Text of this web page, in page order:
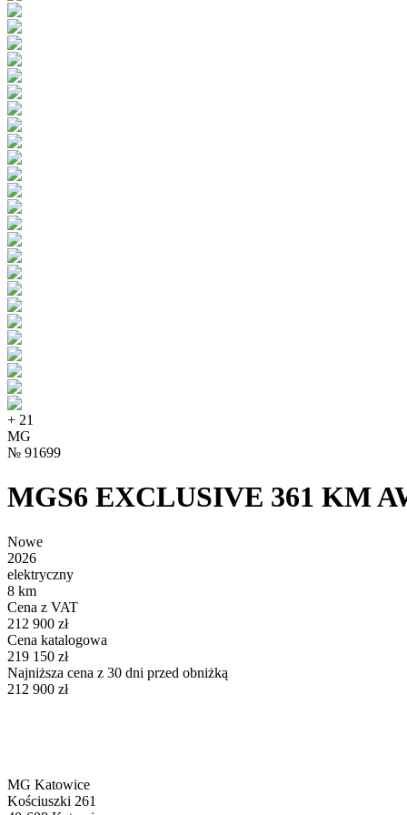
+ 21
MG
№ 91699
MGS6 EXCLUSIVE 361 KM
Nowe
2026
elektryczny
8 km
Cena z VAT
212 900 zł
Cena katalogowa
219 150 zł
Najniższa cena z 30 dni przed obniżką
212 900 zł
MG Katowice
Kościuszki 261